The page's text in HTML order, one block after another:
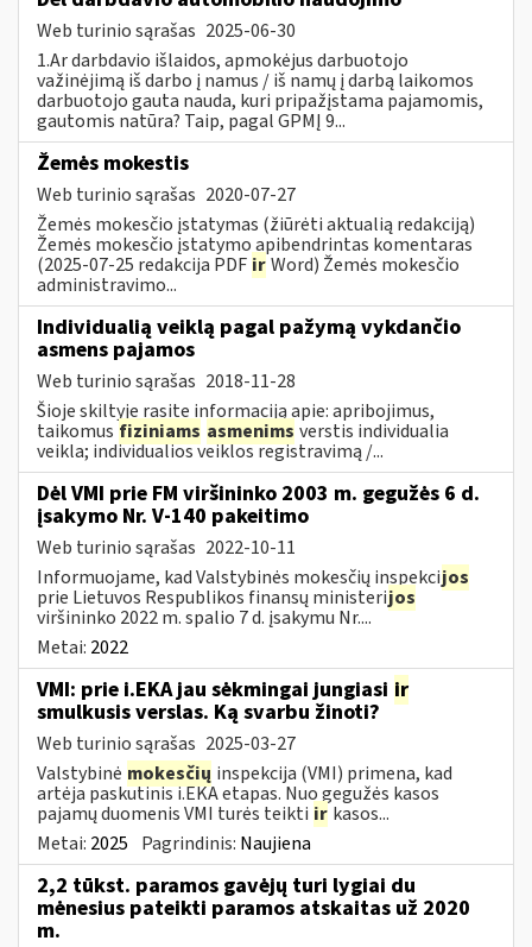
Web turinio sąrašas 2025-06-30
1.Ar darbdavio išlaidos, apmokėjus darbuotojo
važinėjimą iš darbo į namus / iš namų į darbą laikomos
darbuotojo gauta nauda, kuri pripažįstama pajamomis,
gautomis natūra? Taip, pagal GPMĮ 9...
Žemės mokestis
Web turinio sąrašas 2020-07-27
Žemės mokesčio įstatymas (žiūrėti aktualią redakciją)
Žemės mokesčio įstatymo apibendrintas komentaras
(2025-07-25 redakcija PDF irWord) Žemės mokesčio
administravimo...
Individualią veiklą pagal pažymą vykdančio
asmens pajamos
Web turinio sąrašas 2018-11-28
Šioje skiltyje rasite informaciją apie: apribojimus,
taikomus fiziniams asmenims verstis individualia
veikla; individualios veiklos registravimą /...
Dėl VMI prie FM viršininko 2003 m. gegužės 6 d.
įsakymo Nr. V-140 pakeitimo
Web turinio sąrašas 2022-10-11
Informuojame, kad Valstybinės mokesčių inspekcijos
prie Lietuvos Respublikos finansų ministerijos
viršininko 2022 m. spalio 7 d. įsakymu Nr....
Metai: 2022
VMI: prie i.EKA jau sėkmingai jungiasi ir
smulkusis verslas. Ką svarbu žinoti?
Web turinio sąrašas 2025-03-27
Valstybinė mokesčių inspekcija (VMI) primena, kad
artėja paskutinis i.EKA etapas. Nuo gegužės kasos
pajamų duomenis VMI turės teikti ir kasos...
Metai: 2025 Pagrindinis: Naujiena
2,2 tūkst. paramos gavėjų turi lygiai du
mėnesius pateikti paramos atskaitas už 2020
m.